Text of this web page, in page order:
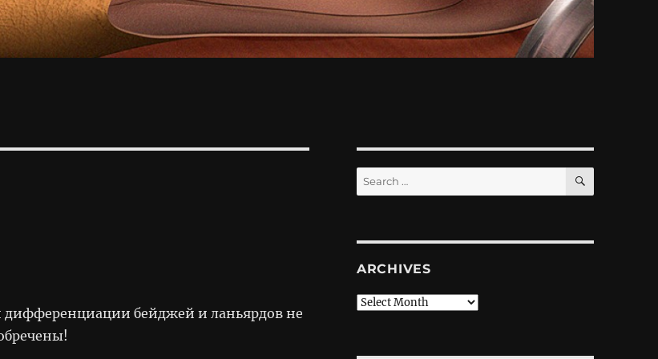
дифференциации бейджей и ланьярдов не
Search
for:
SEARCH
ARCHIVES
Archives